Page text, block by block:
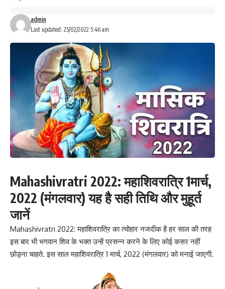
Last updated: 25/02/2022 5:46 am
admin
Mahashivratri 2022: महाशिवरात्रि 1मार्च,
2022 (मंगलवार) यह है सही तिथि और मुहूर्त
जानें
Mahashivratri 2022:महाशिवरात्रि का त्योहार नजदीक है हर साल की तरह
इस बार भी भगवान शिव के भक्त उन्हें प्रसन्न करने के लिए कोई कसर नहीं
छोड़ना चाहते. इस साल महाशिवरात्रि 1 मार्च, 2022 (मंगलवार) को मनाई जाएगी.